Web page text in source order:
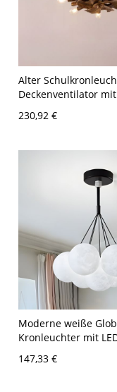
Alter
Deckenventilator
LED/Glühlampen/
230,92 €
Moderne weiße
Kronleuchter mit
Metallrahmen und
Aufhängelänge -
147,33 €